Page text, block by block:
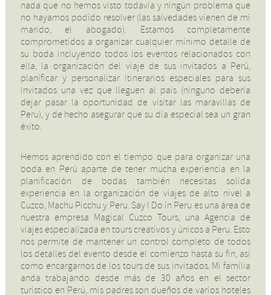
nada que no hemos visto todavía y ningún problema que
no hayamos podido resolver (las salvedades vienen de mi
marido, el abogado). Estamos completamente
comprometidos a organizar cualquier mínimo detalle de
su boda incluyendo todos los eventos relacionados con
ella, la organización del viaje de sus invitados a Perú,
planificar y personalizar itinerarios especiales para sus
invitados una vez que lleguen al pais (ninguno debería
dejar pasar la oportunidad de visitar las maravillas de
Peru), y de hecho asegurar que su día especial sea un gran
éxito.
Hemos aprendido con el tiempo que para organizar una
boda en Perú aparte de tener mucha experiencia en la
planificación de bodas también necesitas solida
experiencia en la organización de viajes de alto nivel a
Cuzco, Machu Picchu y Peru. Say I Do in Peru es una área de
nuestra empresa Magical Cuzco Tours, una Agencia de
viajes especializada en tours creativos y únicos a Peru. Esto
nos permite de mantener un control completo de todos
los detalles del evento desde el comienzo hasta su fin, así
como encargarnos de los tours de sus invitados. Mi familia
anda trabajando desde más de 30 años en el sector
turístico en Perú, mis padres son dueños de varios hoteles